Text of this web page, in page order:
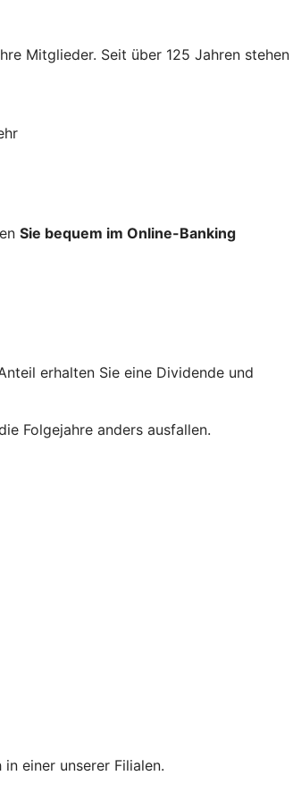
Mitglieder. Seit über 125 Jahren stehen
Sie bequem im Online-Banking
erhalten Sie eine Dividende und
Folgejahre anders ausfallen.
einer unserer Filialen.